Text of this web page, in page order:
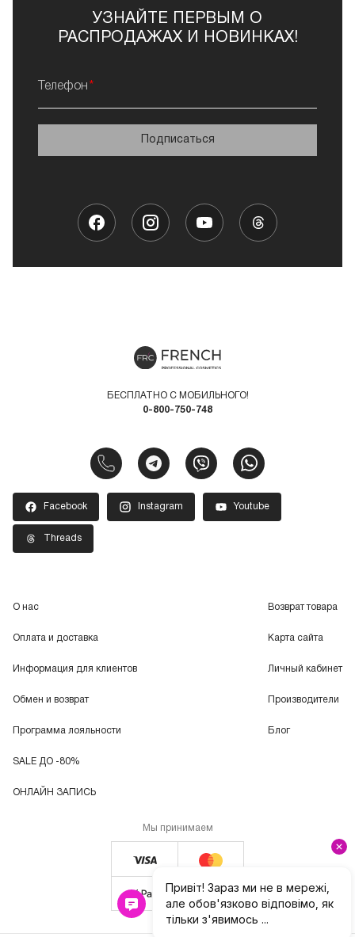
УЗНАЙТЕ ПЕРВЫМ О
РАСПРОДАЖАХ И НОВИНКАХ!
Телефон
Подписаться
БЕСПЛАТНО С МОБИЛЬНОГО!
0-800-750-748
Facebook Instagram Youtube
Threads
О нас
Оплата и доставка
Информация для клиентов
Обмен и возврат
Программа лояльности
SALE ДО -80%
ОНЛАЙН ЗАПИСЬ
Возврат товара
Карта сайта
Личный кабинет
Производители
Блог
Мы принимаем